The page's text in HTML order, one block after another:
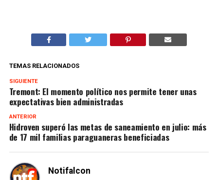
TEMAS RELACIONADOS
SIGUIENTE
Tremont: El momento político nos permite tener unas
expectativas bien administradas
ANTERIOR
Hidroven superó las metas de saneamiento en julio: más
de 17 mil familias paraguaneras beneficiadas
Notifalcon